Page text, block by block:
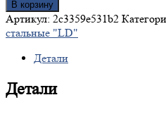
В корзину
Артикул: 2c3359e531b2
стальные "LD"
Детали
Детали